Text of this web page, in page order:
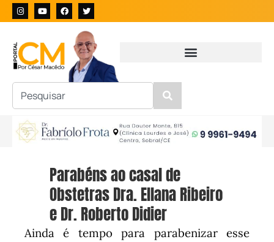
Parabéns ao casal de
Obstetras Dra. Ellana Ribeiro
e Dr. Roberto Didier
Ainda é tempo para parabenizar esse